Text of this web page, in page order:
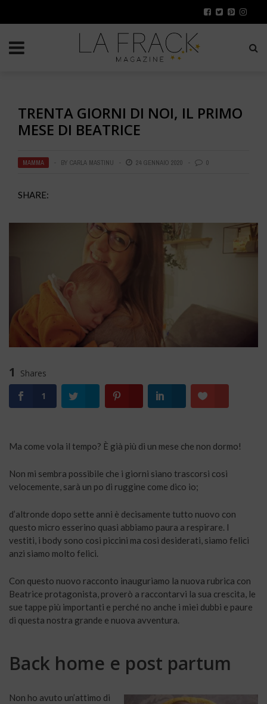
TRENTA GIORNI DI NOI, IL PRIMO
MESE DI BEATRICE
MAMMA BY CARLA MASTINU 24 GENNAIO 2020 0
SHARE:
1
Shares
1
Ma come vola il tempo? È già più di un mese che non dormo!
Non mi sembra possibile che i giorni siano trascorsi cosi
velocemente, sarà un po di ruggine come dico io;
d’altronde dopo sette anni è decisamente tutto nuovo con
questo micro esserino quasi abbiamo paura a respirare. I
vestiti, i body sono cosi piccini ma cosi desiderati, siamo felici
anzi siamo molto felici.
Con questo nuovo racconto inauguriamo la nuova rubrica con
Beatrice protagonista, proverò a raccontarvi la sua crescita, le
sue tappe più importanti e perché no anche i miei dubbi e paure
di questa nostra grande e nuova avventura.
Back home e post partum
Non ho avuto un’attimo di